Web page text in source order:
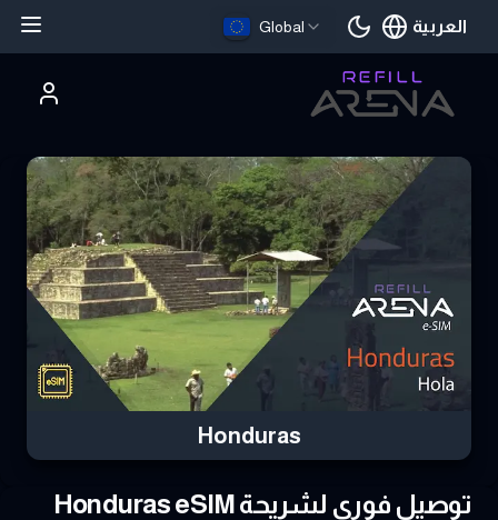
Global العربية
اللغة الحالية
Honduras
توصيل فوري لشريحة Honduras eSIM